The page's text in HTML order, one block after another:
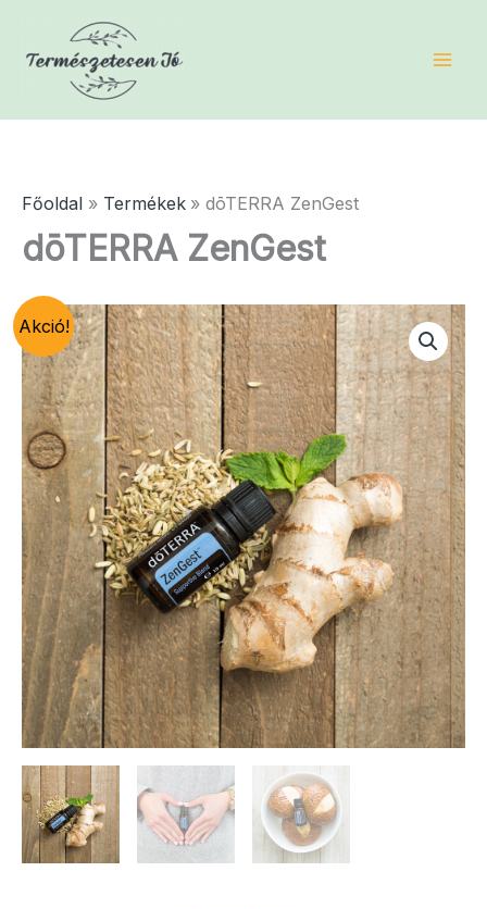
content
Főoldal Termékek dōTERRA ZenGest
dōTERRA ZenGest
Akció!